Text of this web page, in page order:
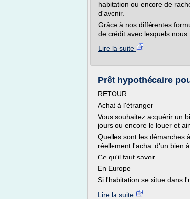
habitation ou encore de
d'avenir.
Grâce à nos différentes
de crédit avec lesquels nous...
Lire la suite
Prêt hypothécaire
RETOUR
Achat à l'étranger
Vous souhaitez acquérir un
jours ou encore le louer et
Quelles sont les démarches
réellement l'achat d'un bien
Ce qu'il faut savoir
En Europe
Si l'habitation se situe dans
Lire la suite